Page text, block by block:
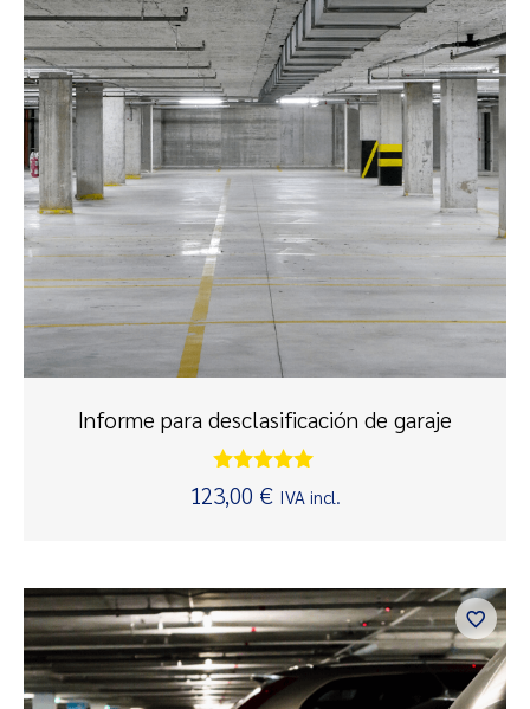
Informe para desclasificación de garaje
Valorado
con
123,00 € IVA incl.